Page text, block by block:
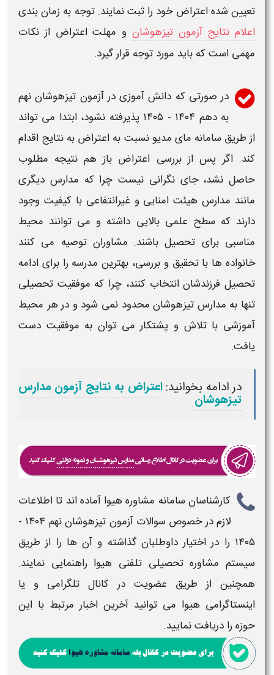
تعیین شده اعتراض خود را ثبت نمایند. توجه به زمان بندی
اعلام نتایج آزمون تیزهوشان و مهلت اعتراض از نکات
مهمی است که باید مورد توجه قرار گیرد.
در صورتی که دانش آموزی درآزمون تیزهوشان نهم
به دهم ۱۴۰۴ - ۱۴۰۵
پذیرفته نشود، ابتدا می تواند
از طریق سامانه مای مدیو نسبت به اعتراض به نتایج اقدام
کند. اگر پس از بررسی اعتراض باز هم نتیجه مطلوب
حاصل نشد، جای نگرانی نیست چرا که مدارس دیگری
مانند مدارس هیئت امنایی و غیرانتفاعی با کیفیت وجود
دارند که سطح علمی بالایی داشته و می توانند محیط
مناسبی برای تحصیل باشند. مشاوران توصیه می کنند
خانواده ها با تحقیق و بررسی، بهترین مدرسه را برای ادامه
تحصیل فرزندشان انتخاب کنند، چرا که موفقیت تحصیلی
تنها به مدارس تیزهوشان محدود نمی شود و در هر محیط
آموزشی با تلاش و پشتکار می توان به موفقیت دست
یافت.
در ادامه بخوانید:اعتراض به نتایج آزمون مدارس
تیزهوشان
کارشناسان سامانه مشاوره هیوا آماده اند تا اطلاعات
لازم در خصوص
سوالات آزمون تیزهوشان نهم ۱۴۰۴ -
۱۴۰۵ را در اختیار داوطلبان گذاشته و آن ها را از طریق
سیستم مشاوره تحصیلی تلفنی هیوا راهنمایی نمایند.
همچنین از طریق عضویت در کانال تلگرامی و یا
اینستاگرامی هیوا می توانید آخرین اخبار مرتبط با این
حوزه را دریافت نمایید.